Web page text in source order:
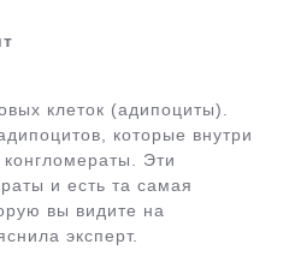
клеток (адипоциты).
которые внутри
Эти
и есть та самая
вы видите на
эксперт.